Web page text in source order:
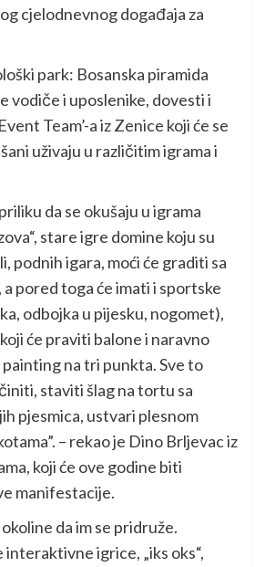
cjelodnevnog događaja za
park: Bosanska piramida
vodiče i uposlenike, dovesti i
Team’-a iz Zenice koji će se
uživaju u različitim igrama i
da se okušaju u igrama
stare igre domine koju su
podnih igara, moći će graditi sa
pored toga će imati i sportske
odbojka u pijesku, nogomet),
će praviti balone i naravno
na tri punkta. Sve to
staviti šlag na tortu sa
pjesmica, ustvari plesnom
– rekao je Dino Brljevac iz
koji će ove godine biti
manifestacije.
da im se pridruže.
igrice, „iks oks“,